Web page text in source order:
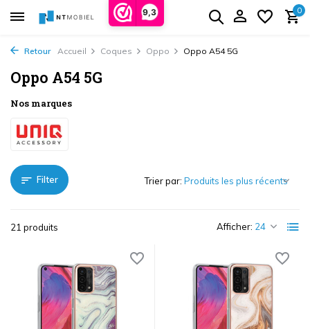
9,3 0
Retour Accueil Coques Oppo Oppo A54 5G
Oppo A54 5G
Nos marques
Filter
21 produits Afficher:
Trier par: